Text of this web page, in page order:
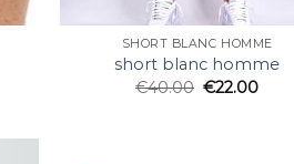
SHORT BLANC HOMME
short blanc homme
€40.00 €22.00